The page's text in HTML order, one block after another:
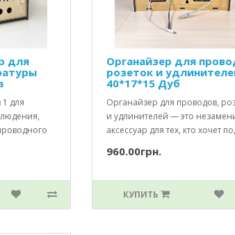
для
для
Органайзер для
розеток и
40*17*15 Дуб
Органайзер для проводов,
и удлинителей — это
аксессуар для тех, кто хочет
960.00грн.
КУПИТЬ